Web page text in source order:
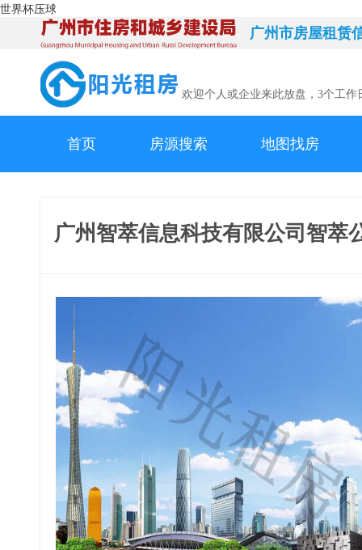
世界杯压球
广州市房屋租赁
欢迎个人或企业来此放盘，3个工作
首页 房源搜索 地图找房
广州智萃信息科技有限公司智萃